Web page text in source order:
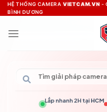
Skip
to
content
HỆ THỐNG CAMERA VIETCAM.VN -
BÌNH DƯƠNG
Lắp nhanh 2H tại HCM